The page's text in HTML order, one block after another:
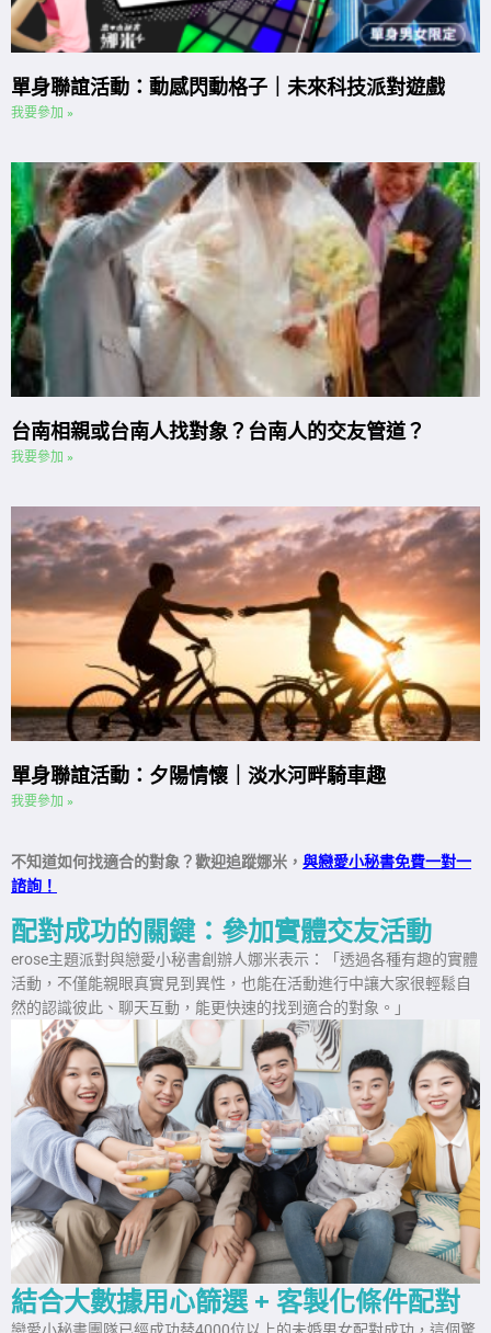
單身聯誼活動：動感閃動格子｜未來科技派對遊戲
我要參加 »
台南相親或台南人找對象？台南人的交友管道？
我要參加 »
單身聯誼活動：夕陽情懷｜淡水河畔騎車趣
我要參加 »
不知道如何找適合的對象？歡迎追蹤娜米， 與戀愛小秘書免費一對一
諮詢！
配對成功的關鍵：參加實體交友活動
erose主題派對與戀愛小秘書創辦人娜米表示：「透過各種有趣的實體
活動，不僅能親眼真實見到異性，也能在活動進行中讓大家很輕鬆自
然的認識彼此、聊天互動，能更快速的找到適合的對象。」
結合大數據用心篩選 + 客製化條件配對